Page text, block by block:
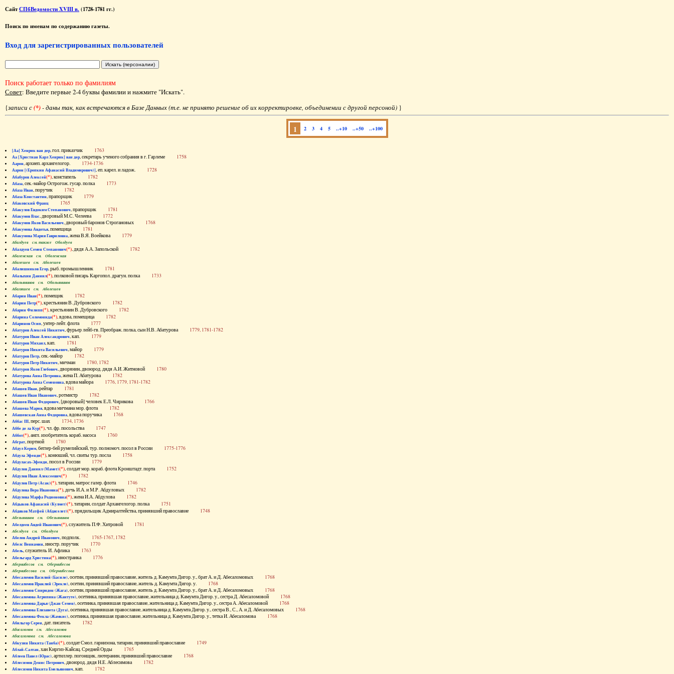
СайтСПбВедомости XVIII в. (1728-1781 гг.)
Поиск по именам по содержанию газеты.
Вход для зарегистрированных пользователей
Поиск работает только по фамилиям
Совет: Введите первые 2-4 буквы фамилии и нажмите "Искать".
{записи с(*)- даны так, как встречаются в Базе Данных (т.е. не принято решение об их корректировке, объединении с другой персоной) }
1 2 3 4 5 ..+10 ..+50 ..+100
[Аа] Хенрик ван дер, гол. приказчик 1763
Аа [Христиан Карл Хенрик] ван дер, секретарь ученого собрания в г. Гарлеме 1758
Аарон, архиеп. архангелогор. 1734-1736
Аарон [(Еропкин Афанасий Владимирович)], еп. карел. и ладож. 1728
Абабуров Алексей(*), констапель 1782
Абаза, сек.-майор Острогож. гусар. полка 1773
Абаза Иван, поручик 1782
Абаза Константин, прапорщик 1779
Абаковский Франц 1765
Абакулов Евдоким Степанович, прапорщик 1781
Абакумов Влас, дворовый М.С. Челеева 1772
Абакумов Яков Васильевич, дворовый баронов Строгановых 1768
Абакумова Авдотья, помещица 1781
Абакумова Мария Гавриловна, жена В.Я. Воейкова 1779
Абалдуев см. также Оболдуев
Абалдуев Семен Степанович(*), дядя А.А. Запольской 1782
Абаленская см. Оболенская
Абалешев см. Аболешев
Абалишников Егор, рыб. промышленник 1781
Абалыхин Даниил(*), полковой писарь Каргопол. драгун. полка 1733
Абальянинов см. Обольянинов
Абаляшев см. Аболешев
Абарин Иван(*), помещик 1782
Абарин Петр(*), крестьянин В. Дубровского 1782
Абарин Филипп(*), крестьянин В. Дубровского 1782
Абарина Соломонида(*), вдова, помещица 1782
Абаринов Осип, унтер-лейт. флота 1777
Абатуров Алексей Никитич, фурьер лейб-гв. Преображ. полка, сын Н.В. Абатурова 1779, 1781-1782
Абатуров Иван Александрович, кап. 1779
Абатуров Михаил, кап. 1781
Абатуров Никита Васильевич, майор 1779
Абатуров Петр, сек.-майор 1782
Абатуров Петр Никитич, мичман 1780, 1782
Абатуров Яков Глебович, дворянин, двоюрод. дядя А.И. Житновой 1780
Абатурова Анна Петровна, жена П. Абатурова 1782
Абатурова Анна Семеновна, вдова майора 1776, 1779, 1781-1782
Абашев Иван, рейтар 1781
Абашев Иван Иванович, ротмистр 1782
Абашев Иван Федорович, [дворовый] человек Е.Л. Чирикова 1766
Абашева Мария, вдова мичмана мор. флота 1782
Абашевская Анна Федоровна, вдова поручика 1768
Аббас III, перс. шах 1734, 1736
Аббе де ла Кур(*), чл. фр. посольства 1747
Аббот(*), англ. изобретатель кораб. насоса 1760
Абграт, портной 1780
Абдул Керим, беглер-бей румелийский, тур. полномоч. посол в России 1775-1776
Абдула Эфенди(*), конюший, чл. свиты тур. посла 1758
Абдуласах-Эфенди, посол в России 1779
Абдулов Даниил (Мамет)(*), солдат мор. кораб. флота Кронштадт. порта 1752
Абдулов Иван Алексеевич(*) 1782
Абдулов Петр (Асак)(*), татарин, матрос галер. флота 1746
Абдулова Вера Ивановна(*), дочь И.А. и М.Р. Абдуловых 1782
Абдулова Марфа Родионовна(*), жена И.А. Абдулова 1782
Абдыков Афанасий (Кулмет)(*), татарин, солдат Архангелогор. полка 1751
Абдяков Матфей (Абдяселет)(*), прядильщик Адмиралтейства, принявший православие 1748
Абезьянинов см. Обезьянинов
Абелдеев Авдей Иванович(*), служитель П.Ф. Хитровой 1781
Абелдуев см. Оболдуев
Абелов Андрей Иванович, подполк. 1765-1767, 1782
Абелс Вениамин, иностр. поручик 1770
Абель, служитель И. Афлика 1763
Абельгард Христина(*), иностранка 1776
Абернибесов см. Обернибесов
Абернибесова см. Обернибесова
Абесаломов Василий (Басиле), осетин, принявший православие, житель д. Камумта Дигор. у., брат А. и Д. Абесаломовых 1768
Абесаломов Ираклий (Эрекле), осетин, принявший православие, житель д. Камумта Дигор. у. 1768
Абесаломов Спиридон (Жага), осетин, принявший православие, житель д. Камумта Дигор. у., брат А. и Д. Абесаломовых 1768
Абесаломова Агрипина (Жантуте), осетинка, принявшая православие, жительница д. Камумта Дигор. у., сестра Д. Абесаломовой 1768
Абесаломова Дарья (Джан Семен), осетинка, принявшая православие, жительница д. Камумта Дигор. у., сестра А. Абесаломовой 1768
Абесаломова Елизавета (Дуга), осетинка, принявшая православие, жительница д. Камумта Дигор. у., сестра В., С., А. и Д. Абесаломовых 1768
Абесаломова Фекла (Жамкис), осетинка, принявшая православие, жительница д. Камумта Дигор. у., тетка И. Абесаломова 1768
Абильгор Серен, дат. писатель 1782
Абисаломов см. Абесаломов
Абисаломова см. Абесаломова
Абкузин Никита (Танба)(*), солдат Смол. гарнизона, татарин, принявший православие 1749
Аблай-Салтан, хан Киргиз-Кайсац. Средней Орды 1765
Аблеев Павел (Юрас), артиллер. погонщик, лютеранин, принявший православие 1768
Аблесимов Денис Петрович, двоюрод. дядя Н.Е. Аблесимова 1782
Аблесимов Никита Емельянович, кап. 1782